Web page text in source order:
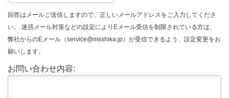
回答はメールご送信しますので、正しいメールアドレスをご入力してくださ
い。 迷惑メール対策などの設定によりEメール受信を制限されている方は、
弊社からのEメール（service@msshika.jp）が受信できるよう、設定変更をお
願いします。
お問い合わせ内容: